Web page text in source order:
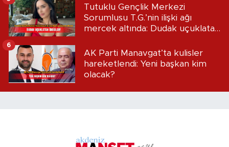
Tutuklu Gençlik Merkezi
Sorumlusu T.G.’nin ilişki ağı
mercek altında: Dudak uçuklatan
AK Parti Manavgat’ta kulisler
hareketlendi: Yeni başkan kim
olacak?
6